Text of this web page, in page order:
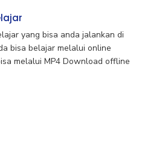
yang bisa anda jalankan di
bisa belajar melalui online
melalui MP4 Download offline